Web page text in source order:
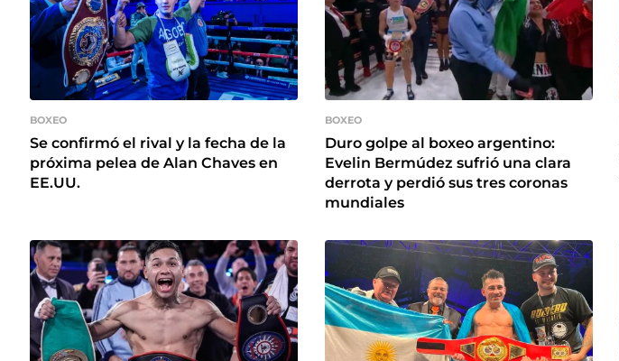
BOXEO
Se confirmó el rival y la fecha de la
próxima pelea de Alan Chaves en
EE.UU.
BOXEO
Duro golpe al boxeo argentino:
Evelin Bermúdez sufrió una clara
derrota y perdió sus tres coronas
mundiales